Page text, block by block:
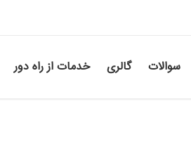
سوالات گالری خدمات از راه دور